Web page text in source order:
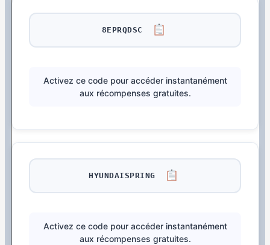
8EPRQDSC
Activez ce code pour accéder instantanément
aux récompenses gratuites.
HYUNDAISPRING
Activez ce code pour accéder instantanément
aux récompenses gratuites.